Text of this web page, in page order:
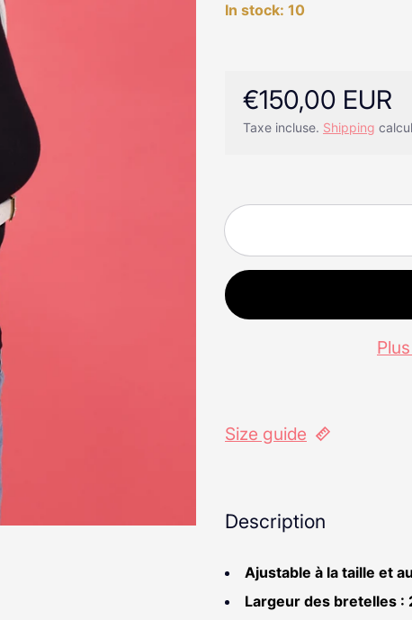
In stock: 10
Prix ​​régulier
€150,00 EUR
Taxe incluse. Shipping
Size guide
Description
Ajustable à la taille et
Largeur des bretelles :